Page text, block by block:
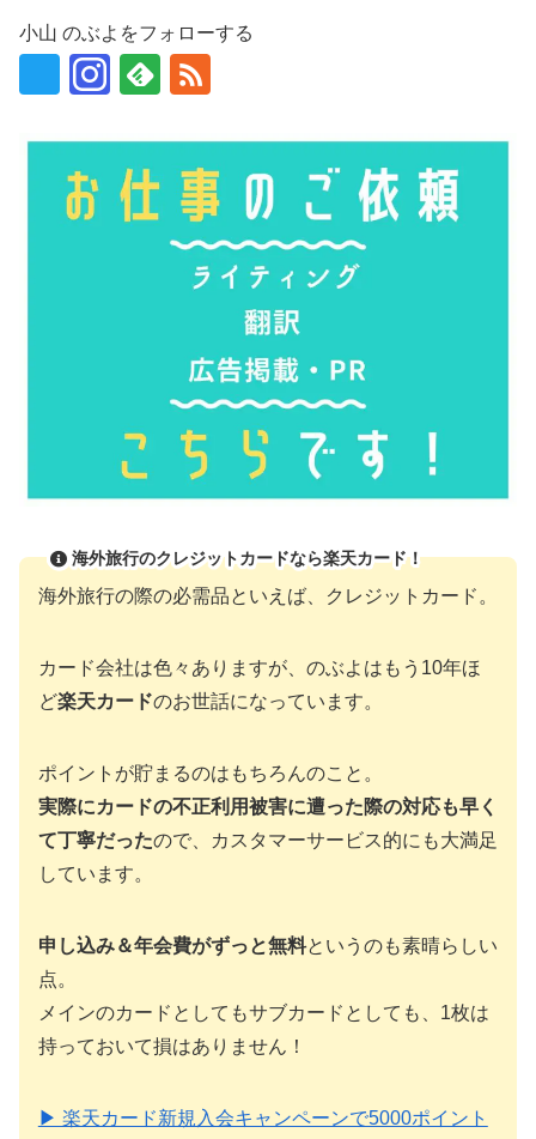
小山 のぶよをフォローする
海外旅行のクレジットカードなら楽天カード！
海外旅行の際の必需品といえば、クレジットカード。
カード会社は色々ありますが、のぶよはもう10年ほ
ど楽天カードのお世話になっています。
ポイントが貯まるのはもちろんのこと。
実際にカードの不正利用被害に遭った際の対応も早く
て丁寧だったので、カスタマーサービス的にも大満足
しています。
申し込み＆年会費がずっと無料というのも素晴らしい
点。
メインのカードとしてもサブカードとしても、1枚は
持っておいて損はありません！
▶ 楽天カード新規入会キャンペーンで5000ポイント